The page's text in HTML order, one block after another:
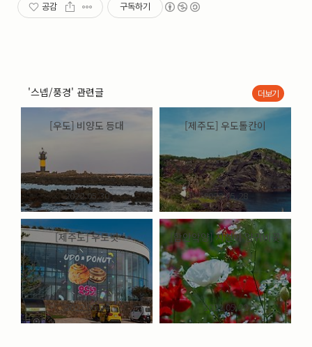
블로그최적화(2)
공감 구독하기
'스넵/풍경' 관련글
[우도] 비양도 등대
2022.05.30
[제주도] 우도톨칸이
2022.05.28
[제주도] 우도넛
2022.05.24
[함안악양] 지천에 양귀비꽃
2022.05.22
더보기